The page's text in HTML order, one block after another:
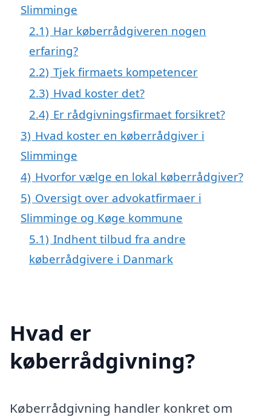
Slimminge
2.1) Har køberrådgiveren nogen
erfaring?
2.2) Tjek firmaets kompetencer
2.3) Hvad koster det?
2.4) Er rådgivningsfirmaet forsikret?
3) Hvad koster en køberrådgiver i
Slimminge
4) Hvorfor vælge en lokal køberrådgiver?
5) Oversigt over advokatfirmaer i
Slimminge og Køge kommune
5.1) Indhent tilbud fra andre
køberrådgivere i Danmark
Hvad er
køberrådgivning?
Køberrådgivning handler konkret om